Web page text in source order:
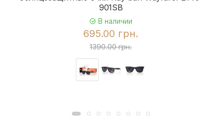
901SB
В наличии
695.00 грн.
1390.00 грн.